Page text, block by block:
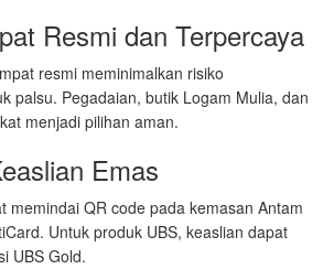
Resmi dan Terpercaya
resmi meminimalkan risiko
palsu. Pegadaian, butik Logam Mulia, dan
menjadi pilihan aman.
Emas
memindai QR code pada kemasan Antam
Untuk produk UBS, keaslian dapat
UBS Gold.